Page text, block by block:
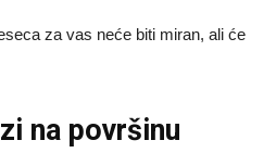
za vas neće biti miran, ali će
na površinu